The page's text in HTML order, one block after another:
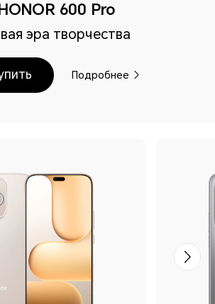
600 Pro
эра творчества
Подробнее